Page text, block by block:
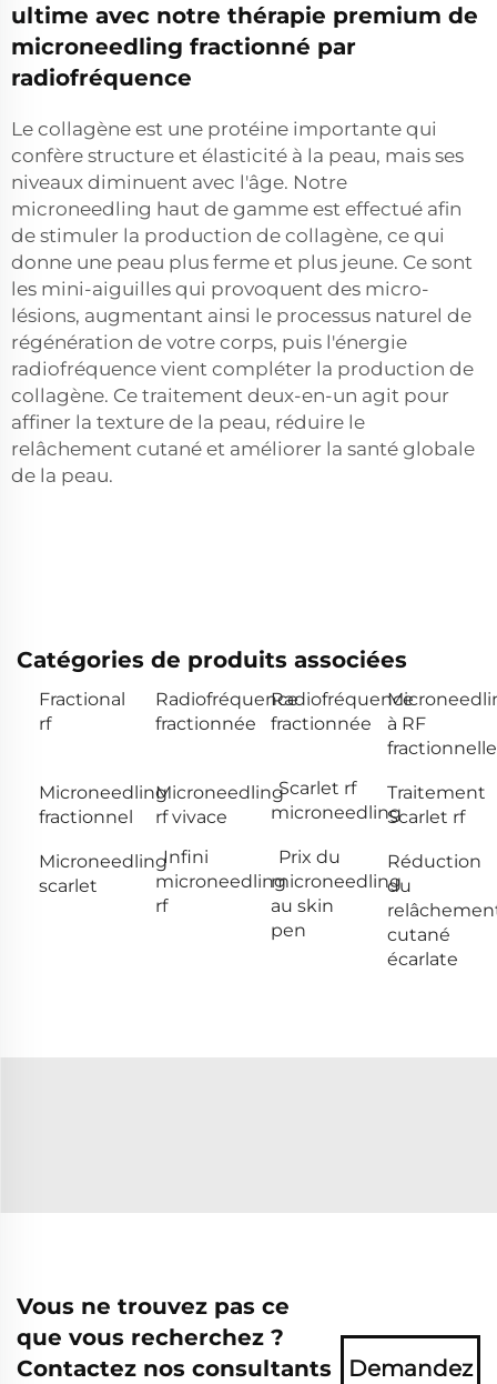
ultime avec notre thérapie premium de
microneedling fractionné par
radiofréquence
Le collagène est une protéine importante qui
confère structure et élasticité à la peau, mais ses
niveaux diminuent avec l'âge. Notre
microneedling haut de gamme est effectué afin
de stimuler la production de collagène, ce qui
donne une peau plus ferme et plus jeune. Ce sont
les mini-aiguilles qui provoquent des micro-
lésions, augmentant ainsi le processus naturel de
régénération de votre corps, puis l'énergie
radiofréquence vient compléter la production de
collagène. Ce traitement deux-en-un agit pour
affiner la texture de la peau, réduire le
relâchement cutané et améliorer la santé globale
de la peau.
Catégories de produits associées
Fractional
rf
Radiofréquence
fractionnée
Radiofréquence
fractionnée
à RF
fractionnelle
Microneedling
fractionnel
Microneedling
rf vivace
Scarlet rf
microneedling
Traitement
Scarlet rf
Microneedling
scarlet
Infini
microneedling
rf
Prix du
microneedling
au skin
pen
Réduction
du
cutané
écarlate
Vous ne trouvez pas ce
que vous recherchez ?
Contactez nos consultants
Demandez